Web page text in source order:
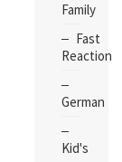
Family
Fast
Reaction
German
Kid's